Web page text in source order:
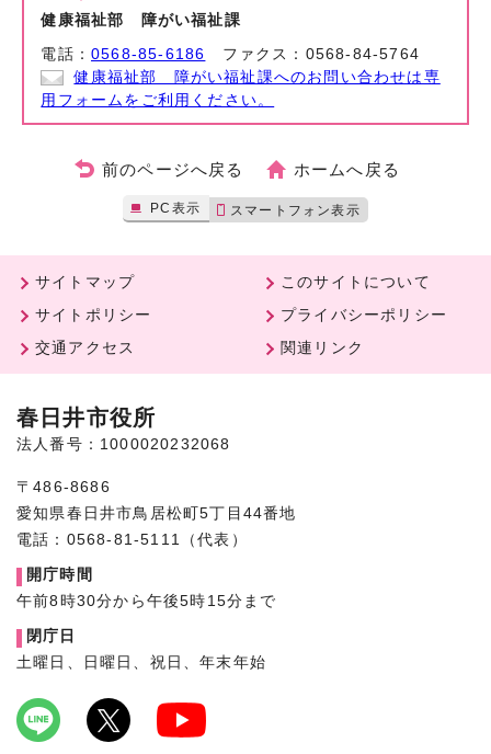
健康福祉部 障がい福祉課
電話：0568-85-6186 ファクス：0568-84-5764
健康福祉部 障がい福祉課へのお問い合わせは専
用フォームをご利用ください。
前のページへ戻る ホームへ戻る
PC表示 スマートフォン表示
サイトマップ
このサイトについて
サイトポリシー
プライバシーポリシー
交通アクセス
関連リンク
春日井市役所
法人番号：1000020232068
〒486-8686
愛知県春日井市鳥居松町5丁目44番地
電話：0568-81-5111（代表）
開庁時間
午前8時30分から午後5時15分まで
閉庁日
土曜日、日曜日、祝日、年末年始